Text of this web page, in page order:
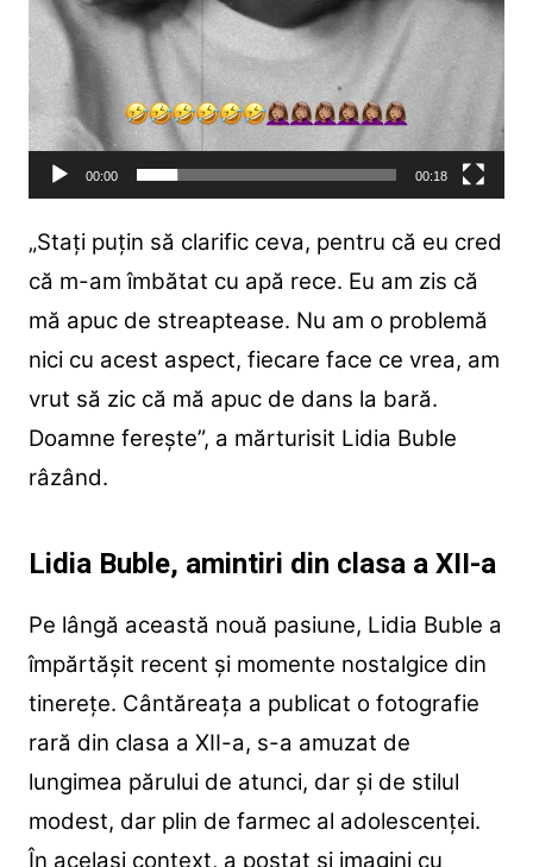
00:00 00:18
„Stați puțin să clarific ceva, pentru că eu cred
că m-am îmbătat cu apă rece. Eu am zis că
mă apuc de streaptease. Nu am o problemă
nici cu acest aspect, fiecare face ce vrea, am
vrut să zic că mă apuc de dans la bară.
Doamne ferește”, a mărturisit Lidia Buble
râzând.
Lidia Buble, amintiri din clasa a XII-a
Pe lângă această nouă pasiune, Lidia Buble a
împărtășit recent și momente nostalgice din
tinerețe. Cântăreața a publicat o fotografie
rară din clasa a XII-a, s-a amuzat de
lungimea părului de atunci, dar și de stilul
modest, dar plin de farmec al adolescenței.
În același context, a postat și imagini cu